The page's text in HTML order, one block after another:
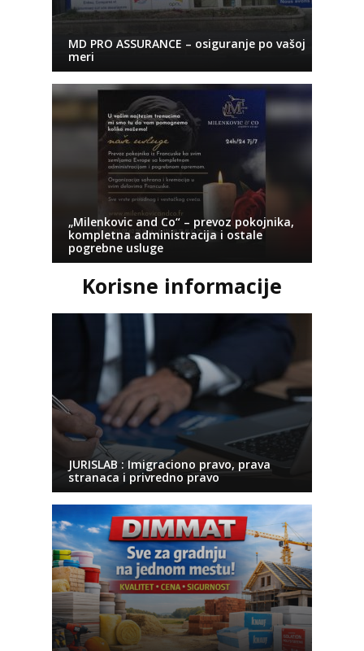
MD PRO ASSURANCE – osiguranje po vašoj
meri
„Milenkovic and Co“ – prevoz pokojnika,
kompletna administracija i ostale
pogrebne usluge
Korisne informacije
JURISLAB : Imigraciono pravo, prava
stranaca i privredno pravo